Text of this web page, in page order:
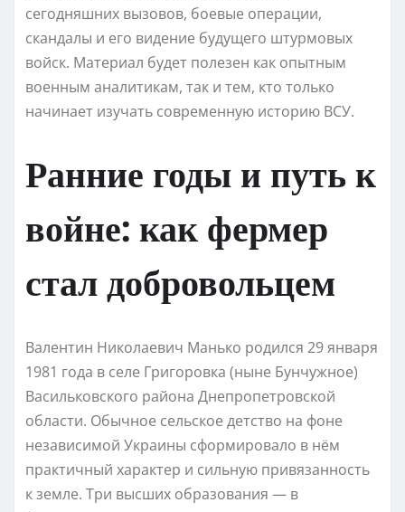
сегодняшних вызовов, боевые операции,
скандалы и его видение будущего штурмовых
войск. Материал будет полезен как опытным
военным аналитикам, так и тем, кто только
начинает изучать современную историю ВСУ.
Ранние годы и путь к
войне: как фермер
стал добровольцем
Валентин Николаевич Манько родился 29 января
1981 года в селе Григоровка (ныне Бунчужное)
Васильковского района Днепропетровской
области. Обычное сельское детство на фоне
независимой Украины сформировало в нём
практичный характер и сильную привязанность
к земле. Три высших образования — в